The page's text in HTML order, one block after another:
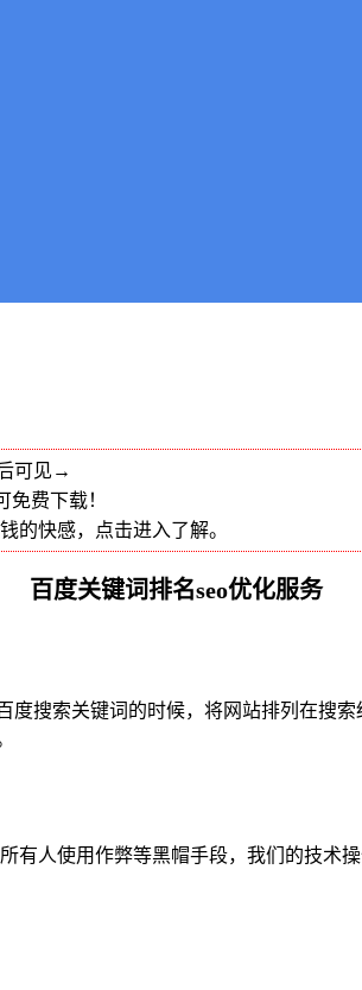
可见→
免费下载！
的快感，点击进入了解。
百度关键词排名seo优化服务
搜索关键词的时候，将网站排列在搜
有人使用作弊等黑帽手段，我们的技术